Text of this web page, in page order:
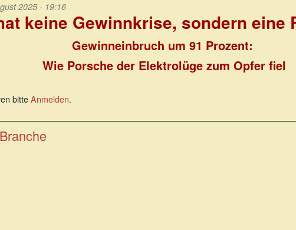
2025 - 19:16
keine Gewinnkrise, sondern eine
Gewinneinbruch um 91 Prozent:
Wie Porsche der Elektrolüge zum Opfer fiel
bitteAnmelden.